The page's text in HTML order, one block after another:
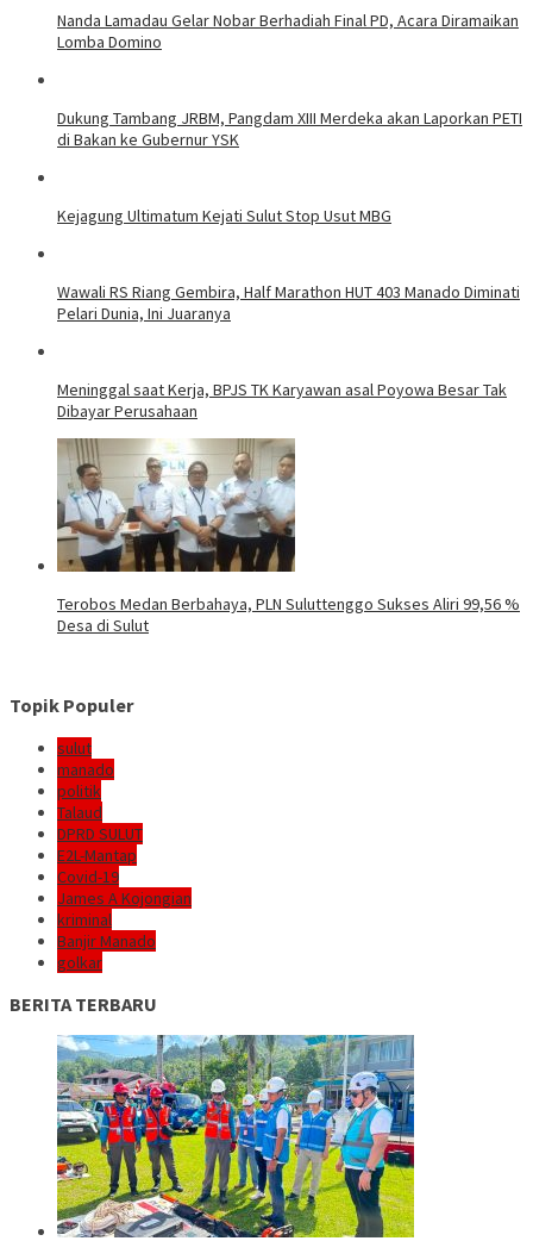
Nanda Lamadau Gelar Nobar Berhadiah Final PD, Acara Diramaikan
Lomba Domino
Dukung Tambang JRBM, Pangdam XIII Merdeka akan Laporkan PETI
di Bakan ke Gubernur YSK
Kejagung Ultimatum Kejati Sulut Stop Usut MBG
Wawali RS Riang Gembira, Half Marathon HUT 403 Manado Diminati
Pelari Dunia, Ini Juaranya
Meninggal saat Kerja, BPJS TK Karyawan asal Poyowa Besar Tak
Dibayar Perusahaan
Terobos Medan Berbahaya, PLN Suluttenggo Sukses Aliri 99,56 %
Desa di Sulut
Topik Populer
sulut
manado
politik
Talaud
DPRD SULUT
E2L-Mantap
Covid-19
James A Kojongian
kriminal
Banjir Manado
golkar
BERITA TERBARU